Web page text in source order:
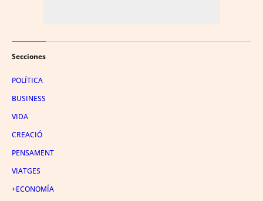
Secciones
POLÍTICA
BUSINESS
VIDA
CREACIÓ
PENSAMENT
VIATGES
+ECONOMÍA